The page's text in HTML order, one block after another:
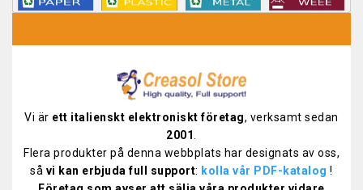
Vi är ett italienskt elektroniskt företag, verksamt sedan
2001
Flera produkter på denna webbplats har designats av oss,
så vi kan erbjuda full support: kolla vår PDF-katalog!